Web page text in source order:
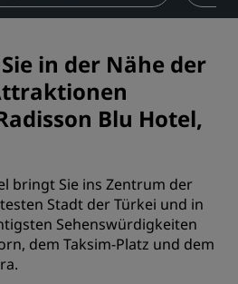
in der Nähe der
Blu Hotel,
bringt Sie ins Zentrum der
Stadt der Türkei und in
Sehenswürdigkeiten
dem Taksim-Platz und dem